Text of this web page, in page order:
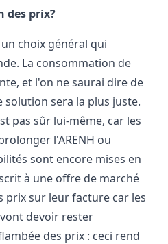
des prix?
choix général qui
La consommation de
et l'on ne saurai dire de
sera la plus juste.
pas sûr lui-même, car les
l'ARENH ou
sont encore mises en
à une offre de marché
prix sur leur facture car les
devoir rester
des prix : ceci rend